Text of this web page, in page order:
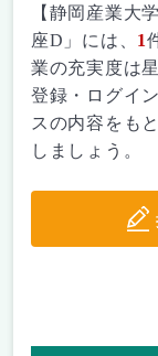
【静岡産業大
座D」には、 1
業の充実度は星
登録・ログイ
スの内容をも
しましょう。